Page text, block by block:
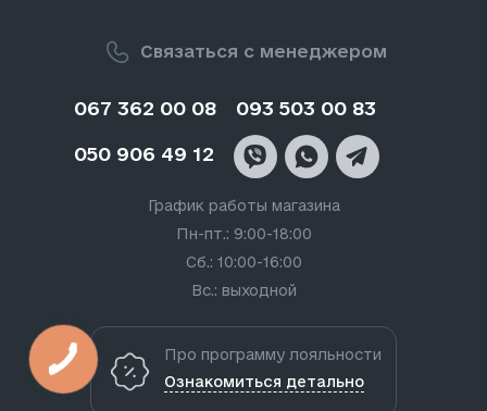
Связаться с менеджером
067 362 00 08 093 503 00 83
050 906 49 12
График работы магазина
Пн-пт.: 9:00-18:00
Сб.: 10:00-16:00
Вс.: выходной
Про программу лояльности
Ознакомиться детально